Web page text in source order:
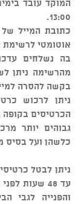
13:00.
כתובת המייל
אוטומטי לרשימת
בה נשלחים
מהרשימה ניתן
בקשה להסרה
ניתן לרכוש
הכרטיסים בקופה
גבוהים יותר
כלשהן ועל בסיס
ניתן לבטל
והפנייה לגבי